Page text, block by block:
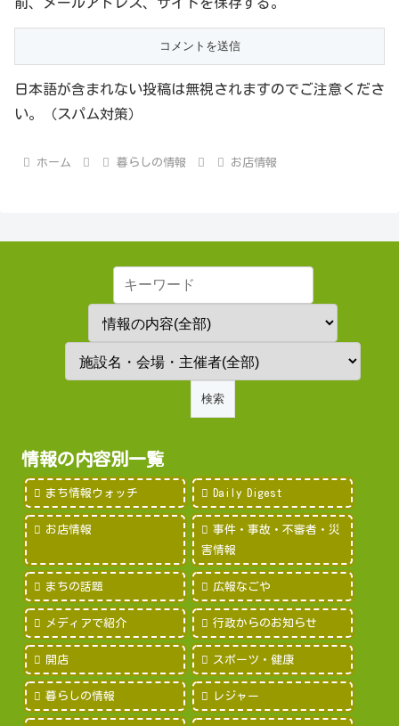
日本語が含まれない投稿は無視されますのでご注意くださ
い。（スパム対策）
ホーム 暮らしの情報 お店情報
情報の内容別一覧
まち情報ウォッチ Daily Digest
お店情報
事件・事故・不審者・災
害情報
まちの話題 広報なごや
メディアで紹介 行政からのお知らせ
開店 スポーツ・健康
暮らしの情報 レジャー